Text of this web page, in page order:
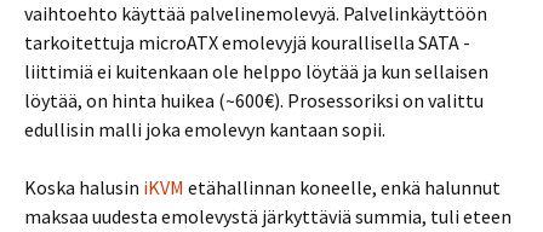
vaihtoehto käyttää palvelinemolevyä. Palvelinkäyttöön
tarkoitettuja microATX emolevyjä kourallisella SATA -
liittimiä ei kuitenkaan ole helppo löytää ja kun sellaisen
löytää, on hinta huikea (~600€). Prosessoriksi on valittu
edullisin malli joka emolevyn kantaan sopii.
Koska halusin iKVM etähallinnan koneelle, enkä halunnut
maksaa uudesta emolevystä järkyttäviä summia, tuli eteen